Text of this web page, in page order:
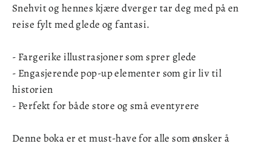
Snehvit og hennes kjære dverger tar deg med på en
reise fylt med glede og fantasi.
- Fargerike illustrasjoner som sprer glede
- Engasjerende pop-up elementer som gir liv til
historien
- Perfekt for både store og små eventyrere
Denne boka er et must-have for alle som ønsker å